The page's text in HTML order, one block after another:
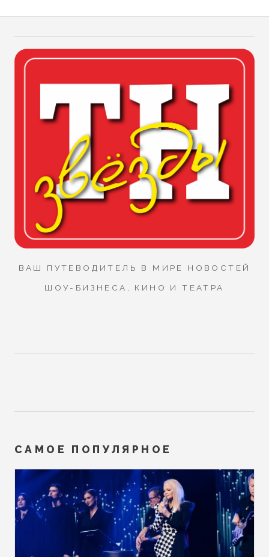
ВАШ ПУТЕВОДИТЕЛЬ В МИРЕ НОВОСТЕЙ
ШОУ-БИЗНЕСА, КИНО И ТЕАТРА
САМОЕ ПОПУЛЯРНОЕ